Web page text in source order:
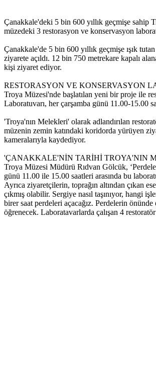
Çanakkale'deki 5 bin 600 yıllık geçmişe sahip
müzedeki 3 restorasyon ve konservasyon
Çanakkale'de 5 bin 600 yıllık geçmişe ışık
ziyarete açıldı. 12 bin 750 metrekare kapalı
kişi ziyaret ediyor.
RESTORASYON VE KONSERVASYON
Troya Müzesi'nde başlatılan yeni bir proje ile
Laboratuvarı, her çarşamba günü 11.00-15.00
'Troya'nın Melekleri' olarak adlandırılan
müzenin zemin katındaki koridorda yürüyen
kameralarıyla kaydediyor.
'ÇANAKKALE'NİN TARİHİ TROYA'NIN
Troya Müzesi Müdürü Rıdvan Gölcük,
günü 11.00 ile 15.00 saatleri arasında bu
Ayrıca ziyaretçilerin, toprağın altından çıkan
çıkmış olabilir. Sergiye nasıl taşınıyor, hangi
birer saat perdeleri açacağız. Perdelerin
öğrenecek. Laboratavarlarda çalışan 4